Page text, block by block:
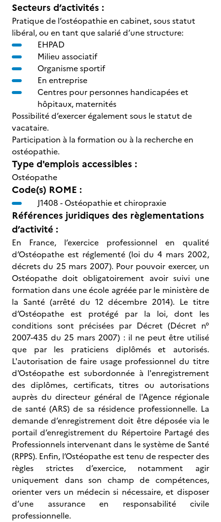
Secteurs d’activités :
Pratique de l’ostéopathie en cabinet, sous statut
libéral, ou en tant que salarié d’une structure:
EHPAD
Milieu associatif
Organisme sportif
En entreprise
Centres pour personnes handicapées et
hôpitaux, maternités
Possibilité d’exercer également sous le statut de
vacataire.
Participation à la formation ou à la recherche en
ostéopathie.
Type d'emplois accessibles :
Ostéopathe
Code(s) ROME :
J1408 -Ostéopathie et chiropraxie
Références juridiques des règlementations
d’activité :
En France, l’exercice professionnel en qualité
d’Ostéopathe est réglementé (loi du 4 mars 2002,
décrets du 25 mars 2007). Pour pouvoir exercer, un
Ostéopathe doit obligatoirement avoir suivi une
formation dans une école agréée par le ministère de
la Santé (arrêté du 12 décembre 2014). Le titre
d’Ostéopathe est protégé par la loi, dont les
conditions sont précisées par Décret (Décret n°
2007-435 du 25 mars 2007) : il ne peut être utilisé
que par les praticiens diplômés et autorisés.
L'autorisation de faire usage professionnel du titre
d'Ostéopathe est subordonnée à l'enregistrement
des diplômes, certificats, titres ou autorisations
auprès du directeur général de l'Agence régionale
de santé (ARS) de sa résidence professionnelle. La
demande d’enregistrement doit être déposée via le
portail d’enregistrement du Répertoire Partagé des
Professionnels intervenant dans le système de Santé
(RPPS). Enfin, l’Ostéopathe est tenu de respecter des
règles strictes d’exercice, notamment agir
uniquement dans son champ de compétences,
orienter vers un médecin si nécessaire, et disposer
d’une assurance en responsabilité civile
professionnelle.